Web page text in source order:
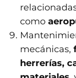
como
mecánicas,
herrerías,